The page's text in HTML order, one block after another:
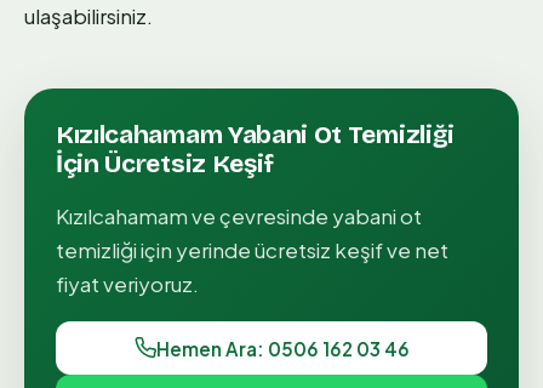
ulaşabilirsiniz.
KızılcahamamYabani Ot Temizliği
İçin Ücretsiz Keşif
Kızılcahamamve çevresinde yabani ot
temizliğiiçin yerinde ücretsiz keşif ve net
fiyat veriyoruz.
Hemen Ara: 0506 162 03 46